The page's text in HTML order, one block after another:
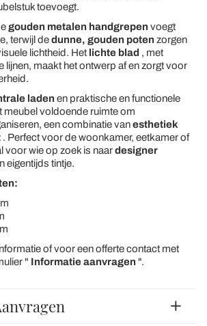
toevoegt.
gouden metalen handgrepen voegt
terwijl dedunne, gouden poten zorgen
lichtheid. Het lichte blad , met
lijnen, maakt het ontwerp af en zorgt voor
laden en praktische en functionele
meubel voldoende ruimte om
een combinatie vanesthetiek
. Perfect voor de woonkamer, eetkamer of
voor wie op zoek is naardesigner
eigentijds tintje.
of voor een offerte contact met
" Informatie aanvragen ".